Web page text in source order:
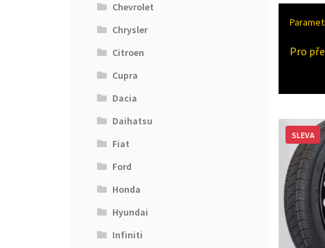
Chevrolet
Chrysler
Citroen
Cupra
Dacia
Daihatsu
Fiat
Ford
Honda
Hyundai
Infiniti
Pro
SLEVA